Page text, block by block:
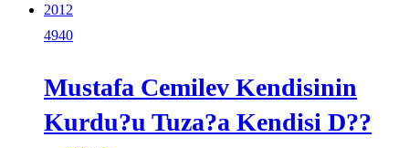
2012
4940
Mustafa Cemilev Kendisinin
Kurdu?u Tuza?a Kendisi D??